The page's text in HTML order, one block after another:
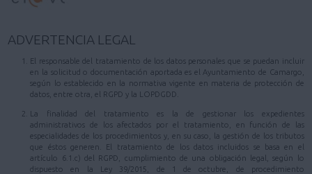
ADVERTENCIA LEGAL
El responsable del tratamiento de los datos personales que se puedan incluir
en la solicitud o documentación aportada es el Ayuntamiento de Camargo,
según lo establecido en la normativa vigente en materia de protección de
datos, entre otra, el RGPD y la LOPDGDD.
La finalidad del tratamiento es la de gestionar los expedientes
administrativos de los afectados por el tratamiento, en función de las
especialidades de los procedimientos y, en su caso, la gestión de los tributos
que éstos generen. El tratamiento de los datos incluidos se basa en el
artículo 6.1.c) del RGPD, cumplimiento de una obligación legal, según lo
dispuesto en la Ley 39/2015, de 1 de octubre, de procedimiento